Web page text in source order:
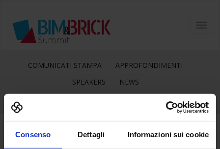
Consenso Dettagli Informazioni sui cookie
COMUNICATI STAMPA
APPROFONDIMENTI
SPEAKERS
NEWS